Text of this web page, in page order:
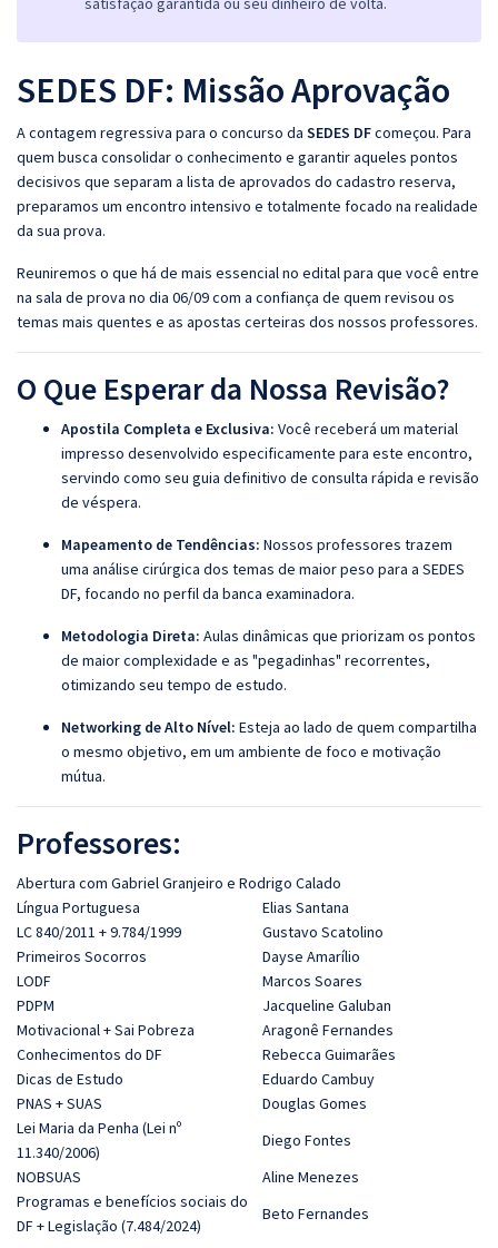
SEDES DF: Missão Aprovação
A contagem regressiva para o concurso da SEDES DFcomeçou. Para
quem busca consolidar o conhecimento e garantir aqueles pontos
decisivos que separam a lista de aprovados do cadastro reserva,
preparamos um encontro intensivo e totalmente focado na realidade
da sua prova.
Reuniremos o que há de mais essencial no edital para que você entre
na sala de prova no dia 06/09 com a confiança de quem revisou os
temas mais quentes e as apostas certeiras dos nossos professores.
O Que Esperar da Nossa Revisão?
Apostila Completa e Exclusiva: Você receberá um material
impresso desenvolvido especificamente para este encontro,
servindo como seu guia definitivo de consulta rápida e revisão
de véspera.
Mapeamento de Tendências: Nossos professores trazem
uma análise cirúrgica dos temas de maior peso para a SEDES
DF, focando no perfil da banca examinadora.
Metodologia Direta: Aulas dinâmicas que priorizam os pontos
de maior complexidade e as "pegadinhas" recorrentes,
otimizando seu tempo de estudo.
Networking de Alto Nível: Esteja ao lado de quem compartilha
o mesmo objetivo, em um ambiente de foco e motivação
mútua.
Professores:
Abertura com Gabriel Granjeiro e Rodrigo Calado
Língua Portuguesa
Elias Santana
LC 840/2011 + 9.784/1999
Gustavo Scatolino
Primeiros Socorros
Dayse Amarílio
LODF
Marcos Soares
PDPM
Jacqueline Galuban
Motivacional + Sai Pobreza
Aragonê Fernandes
Conhecimentos do DF
Rebecca Guimarães
Dicas de Estudo
Eduardo Cambuy
PNAS + SUAS
Douglas Gomes
Lei Maria da Penha (Lei nº
11.340/2006)
Diego Fontes
NOBSUAS
Aline Menezes
Programas e benefícios sociais do
DF + Legislação (7.484/2024)
Beto Fernandes